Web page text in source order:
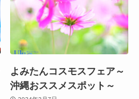
よみたんコスモスフェア～
沖縄おススメスポット～